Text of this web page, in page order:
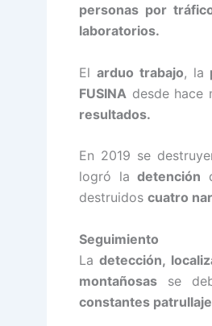
personas por
laboratorios.
El arduo trabajo, la
FUSINA desde hace
resultados.
En 2019 se
logró ladetención
destruidos cuatro
Seguimiento
La detección,
montañosas se
constantes